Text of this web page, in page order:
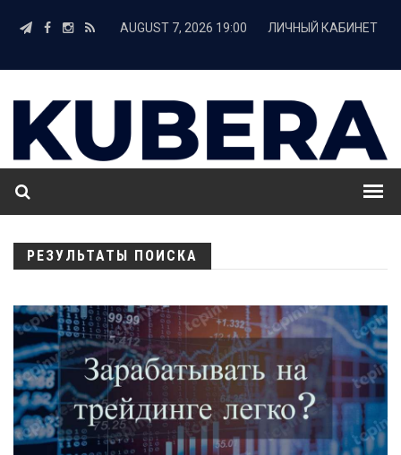
AUGUST 7, 2026 19:00 ЛИЧНЫЙ КАБИНЕТ
РЕЗУЛЬТАТЫ ПОИСКА